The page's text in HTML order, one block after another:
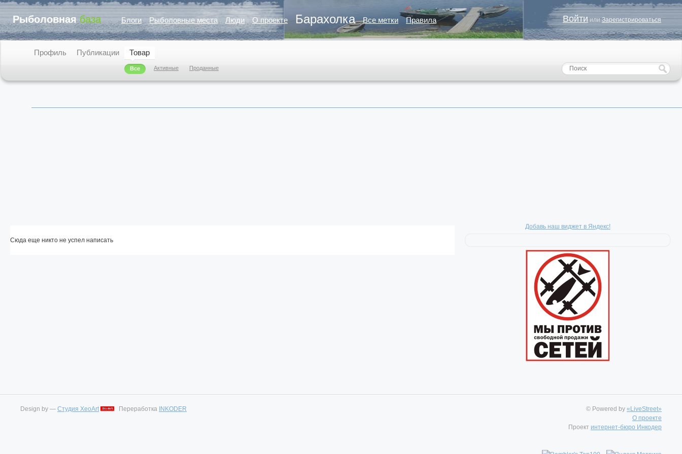
Рыболовнаябаза Блоги Рыболовные места Люди О проекте Барахолка Все метки Правила Войти или Зарегистрироваться
Профиль Публикации Товар
Все Активные Проданные
Сюда еще никто не успел написать
Добавь наш виджет в Яндекс!
© Powered by «LiveStreet»
О проекте
Проект интернет-бюро Инкодер
Design by — Студия XeoArt Переработка INKODER